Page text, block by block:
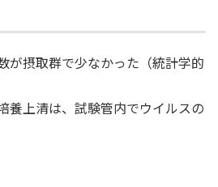
が摂取群で少なかった（統計学的
養上清は、試験管内でウイルスの